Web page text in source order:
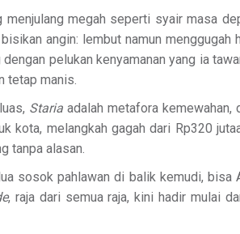
menjulang megah seperti syair masa
angin: lembut namun menggugah
pelukan kenyamanan yang ia
tetap manis.
Stariaadalah metafora kemewahan,
kota, melangkah gagah dari Rp320
tanpa alasan.
sosok pahlawan di balik kemudi, bisa
, raja dari semua raja, kini hadir mulai